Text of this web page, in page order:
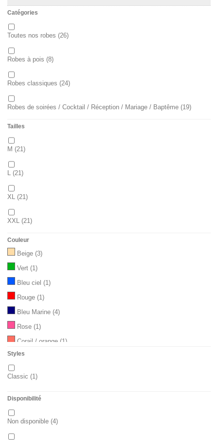
Catégories
Toutes nos robes (26)
Robes à pois (8)
Robes classiques (24)
Robes de soirées / Cocktail / Réception / Mariage / Baptême (19)
Robes fourreau
Tailles
M (21)
L (21)
XL (21)
XXL (21)
Couleur
Beige (3)
Vert (1)
Bleu ciel (1)
Rouge (1)
Bleu Marine (4)
Rose (1)
Corail / orange (1)
Styles
Classic (1)
Disponibilité
Non disponible (4)